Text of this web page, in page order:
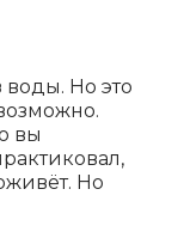
воды. Но это
вы
Но